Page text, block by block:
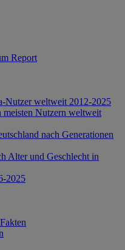
Report
Nutzer weltweit 2012-2025
Nutzern weltweit
nach Generationen
Alter und Geschlecht in
2025